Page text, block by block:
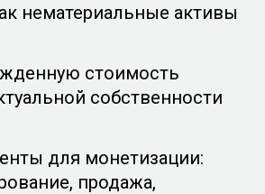
нематериальные активы
стоимость
собственности
для монетизации:
продажа,